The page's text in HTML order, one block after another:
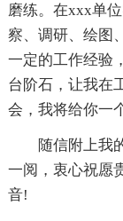
磨练。在xxx单
察、调研、绘图
一定的工作经验
台阶石，让我在
会，我将给你一
随信附上我
一阅，衷心祝愿
音!